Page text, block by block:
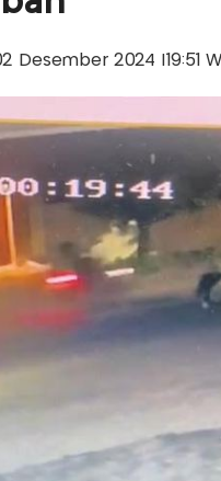
Desember 2024 |19:51